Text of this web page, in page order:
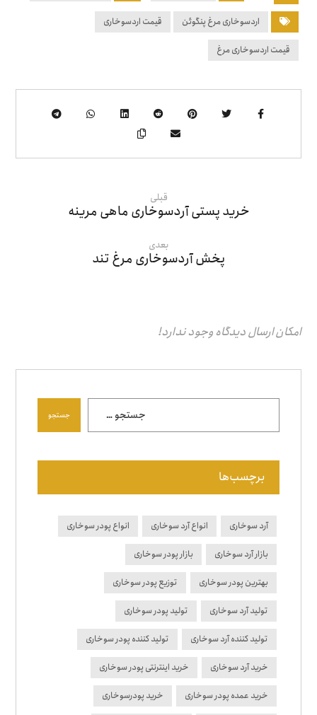
اردسوخاری مرغ پنگوئن قیمت اردسوخاری
قیمت اردسوخاری مرغ
قبلی
خرید پستی آردسوخاری ماهی مرینه
بعدی
پخش آردسوخاری مرغ تند
امکان ارسال دیدگاه وجود ندارد!
جستجو
برچسب‌ها
آرد سوخاری انواع آرد سوخاری انواع پودر سوخاری
بازار آرد سوخاری بازار پودر سوخاری
بهترین پودر سوخاری توزیع پودر سوخاری
تولید آرد سوخاری تولید پودر سوخاری
تولید کننده آرد سوخاری تولید کننده پودر سوخاری
خرید آرد سوخاری خرید اینترنتی پودر سوخاری
خرید عمده پودر سوخاری خرید پودرسوخاری